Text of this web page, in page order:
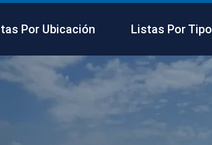
Por Ubicación Listas Por Tipo